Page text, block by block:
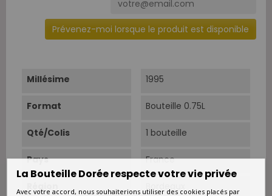
Prévenez-moi lorsque le produit est disponible
Millésime 1995
Format Bouteille 0.75L
Qté/Colis 1 bouteille
Pays France
Région Bordeaux
La Bouteille Dorée respecte votre vie privée
Avec votre accord, nous souhaiterions utiliser des cookies placés par